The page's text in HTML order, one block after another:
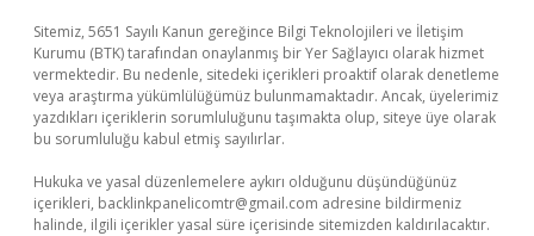
Sitemiz, 5651 Sayılı Kanun gereğince Bilgi Teknolojileri ve İletişim
Kurumu (BTK) tarafından onaylanmış bir Yer Sağlayıcı olarak hizmet
vermektedir. Bu nedenle, sitedeki içerikleri proaktif olarak denetleme
veya araştırma yükümlülüğümüz bulunmamaktadır. Ancak, üyelerimiz
yazdıkları içeriklerin sorumluluğunu taşımakta olup, siteye üye olarak
bu sorumluluğu kabul etmiş sayılırlar.
Hukuka ve yasal düzenlemelere aykırı olduğunu düşündüğünüz
içerikleri, backlinkpanelicomtr@gmail.com adresine bildirmeniz
halinde, ilgili içerikler yasal süre içerisinde sitemizden kaldırılacaktır.